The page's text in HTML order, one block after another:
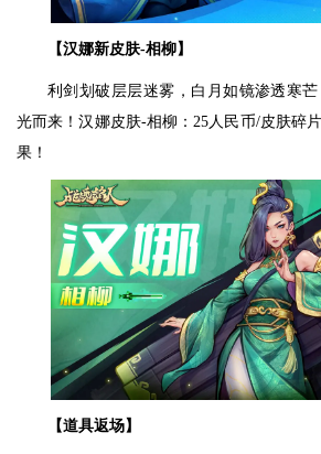
【汉娜新皮肤-相柳】
利剑划破层层迷雾，白月如镜渗透寒
光而来！汉娜皮肤-相柳：25人民币/皮肤碎
果！
【道具返场】